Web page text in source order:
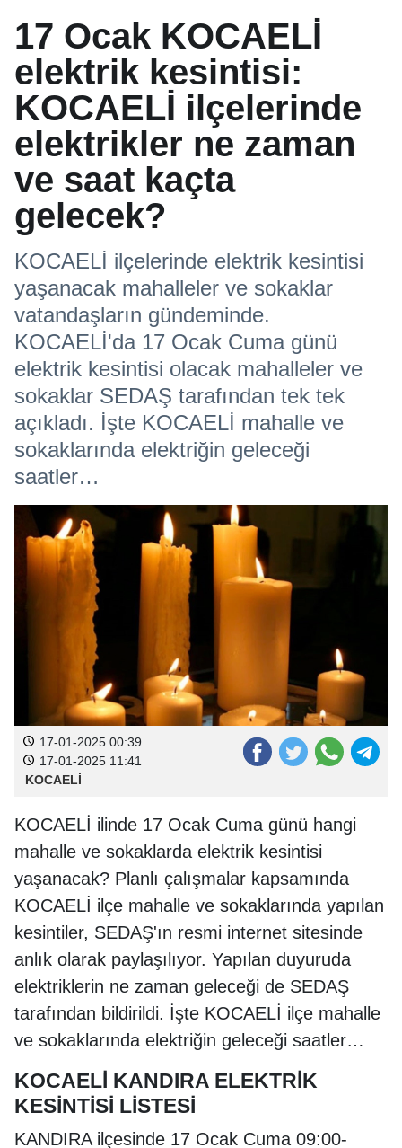
17 Ocak KOCAELİ
elektrik kesintisi:
KOCAELİ ilçelerinde
elektrikler ne zaman
ve saat kaçta
gelecek?
KOCAELİ ilçelerinde elektrik kesintisi
yaşanacak mahalleler ve sokaklar
vatandaşların gündeminde.
KOCAELİ'da 17 Ocak Cuma günü
elektrik kesintisi olacak mahalleler ve
sokaklar SEDAŞ tarafından tek tek
açıkladı. İşte KOCAELİ mahalle ve
sokaklarında elektriğin geleceği
saatler…
17-01-2025 00:39
17-01-2025 11:41
KOCAELİ
KOCAELİ ilinde 17 Ocak Cuma günü hangi
mahalle ve sokaklarda elektrik kesintisi
yaşanacak? Planlı çalışmalar kapsamında
KOCAELİ ilçe mahalle ve sokaklarında yapılan
kesintiler, SEDAŞ'ın resmi internet sitesinde
anlık olarak paylaşılıyor. Yapılan duyuruda
elektriklerin ne zaman geleceği de SEDAŞ
tarafından bildirildi. İşte KOCAELİ ilçe mahalle
ve sokaklarında elektriğin geleceği saatler…
KOCAELİ KANDIRA ELEKTRİK
KESİNTİSİ LİSTESİ
KANDIRA ilçesinde 17 Ocak Cuma 09:00-